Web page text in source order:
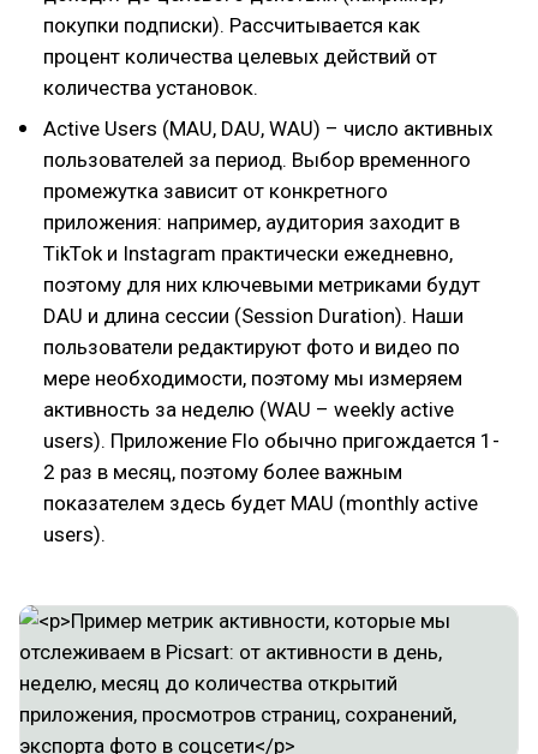
покупки подписки). Рассчитывается как
процент количества целевых действий от
количества установок.
Active Users (MAU, DAU, WAU) – число активных
пользователей за период. Выбор временного
промежутка зависит от конкретного
приложения: например, аудитория заходит в
TikTok и Instagram практически ежедневно,
поэтому для них ключевыми метриками будут
DAU и длина сессии (Session Duration). Наши
пользователи редактируют фото и видео по
мере необходимости, поэтому мы измеряем
активность за неделю (WAU – weekly active
users). Приложение Flo обычно пригождается 1-
2 раз в месяц, поэтому более важным
показателем здесь будет MAU (monthly active
users).